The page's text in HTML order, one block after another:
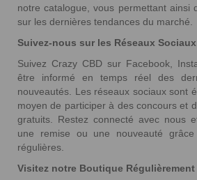
notre catalogue, vous permettant ainsi
sur les dernières tendances du marché.
Suivez-nous sur les Réseaux Sociaux
Suivez Crazy CBD sur Facebook,
être informé en temps réel des
nouveautés. Les réseaux sociaux sont
moyen de participer à des concours et
gratuits. Restez connecté avec nous
une remise ou une nouveauté
régulières.
Visitez notre Boutique Régulièrement